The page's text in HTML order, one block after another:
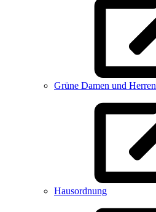
Grüne Damen und Herren
Hausordnung